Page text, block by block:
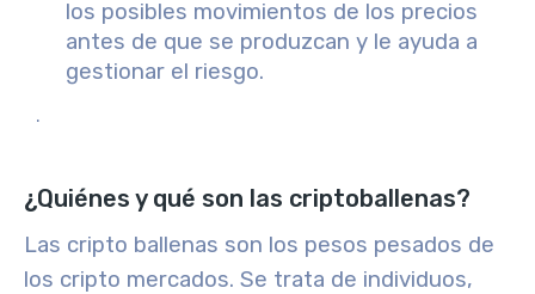
los posibles movimientos de los precios
antes de que se produzcan y le ayuda a
gestionar el riesgo.
.
¿Quiénes y qué son las criptoballenas?
Las cripto ballenas son los pesos pesados de
los cripto mercados. Se trata de individuos,